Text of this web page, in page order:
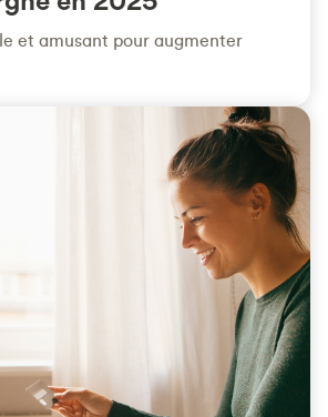
et amusant pour augmenter